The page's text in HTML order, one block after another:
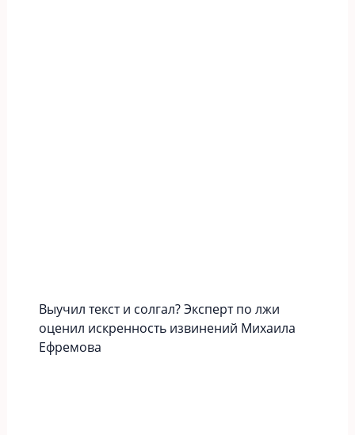
Выучил текст и солгал? Эксперт по лжи
оценил искренность извинений Михаила
Ефремова